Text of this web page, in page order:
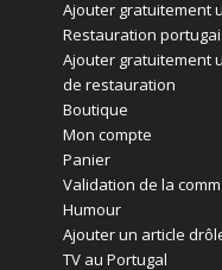
Ajouter gratuitement
Restauration
Ajouter gratuitement
de restauration
Boutique
Mon compte
Panier
Validation de la
Humour
Ajouter un article
TV au Portugal